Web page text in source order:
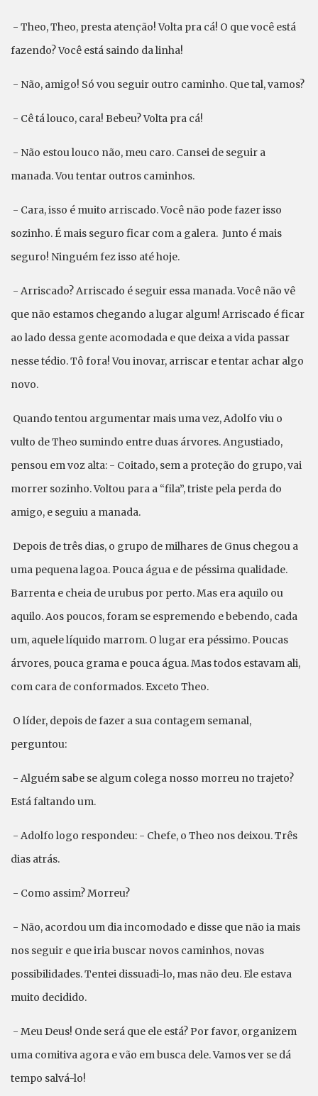
- Theo, Theo, presta atenção! Volta pra cá! O que você está
fazendo? Você está saindo da linha!
- Não, amigo! Só vou seguir outro caminho. Que tal, vamos?
- Cê tá louco, cara! Bebeu? Volta pra cá!
- Não estou louco não, meu caro. Cansei de seguir a
manada. Vou tentar outros caminhos.
- Cara, isso é muito arriscado. Você não pode fazer isso
sozinho. É mais seguro ficar com a galera. Junto é mais
seguro! Ninguém fez isso até hoje.
- Arriscado? Arriscado é seguir essa manada. Você não vê
que não estamos chegando a lugar algum! Arriscado é ficar
ao lado dessa gente acomodada e que deixa a vida passar
nesse tédio. Tô fora! Vou inovar, arriscar e tentar achar algo
novo.
Quando tentou argumentar mais uma vez, Adolfo viu o
vulto de Theo sumindo entre duas árvores. Angustiado,
pensou em voz alta: - Coitado, sem a proteção do grupo, vai
morrer sozinho. Voltou para a “fila”, triste pela perda do
amigo, e seguiu a manada.
Depois de três dias, o grupo de milhares de Gnus chegou a
uma pequena lagoa. Pouca água e de péssima qualidade.
Barrenta e cheia de urubus por perto. Mas era aquilo ou
aquilo. Aos poucos, foram se espremendo e bebendo, cada
um, aquele líquido marrom. O lugar era péssimo. Poucas
árvores, pouca grama e pouca água. Mas todos estavam ali,
com cara de conformados. Exceto Theo.
O líder, depois de fazer a sua contagem semanal,
perguntou:
- Alguém sabe se algum colega nosso morreu no trajeto?
Está faltando um.
- Adolfo logo respondeu: - Chefe, o Theo nos deixou. Três
dias atrás.
- Como assim? Morreu?
- Não, acordou um dia incomodado e disse que não ia mais
nos seguir e que iria buscar novos caminhos, novas
possibilidades. Tentei dissuadi-lo, mas não deu. Ele estava
muito decidido.
- Meu Deus! Onde será que ele está? Por favor, organizem
uma comitiva agora e vão em busca dele. Vamos ver se dá
tempo salvá-lo!